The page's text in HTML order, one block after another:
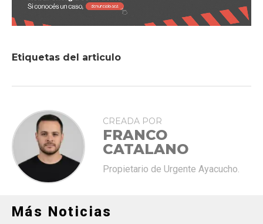
Etiquetas del articulo
CREADA POR
FRANCO
CATALANO
Propietario de Urgente Ayacucho.
Más Noticias